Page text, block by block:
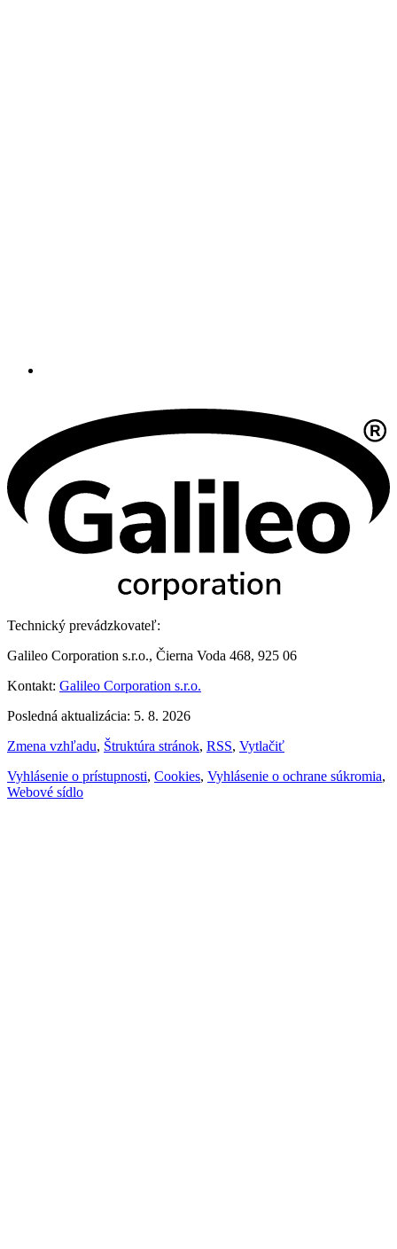
Technický prevádzkovateľ:
Galileo Corporation s.r.o., Čierna Voda 468, 925 06
Kontakt: Galileo Corporation s.r.o.
Posledná aktualizácia: 5. 8. 2026
Zmena vzhľadu, Štruktúra stránok, RSS, Vytlačiť
Vyhlásenie o prístupnosti, Cookies, Vyhlásenie o ochrane súkromia,
Webové sídlo